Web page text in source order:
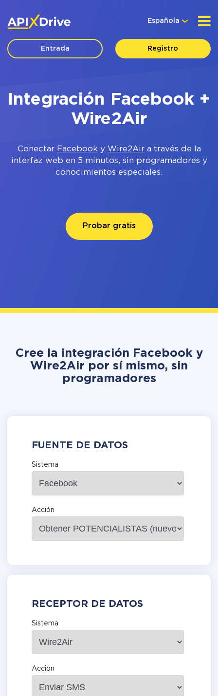
Española
Entrada Registro
Integración Facebook +
Wire2Air
Conectar Facebooky Wire2Aira través de la
interfaz web en 5 minutos, sin programadores y
conocimientos especiales.
Probar gratis
Cree la integración Facebook y
Wire2Air por sí mismo, sin
programadores
FUENTE DE DATOS
Sistema
Acción
RECEPTOR DE DATOS
Sistema
Acción